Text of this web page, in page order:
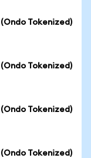
Tokenized)
Tokenized)
Tokenized)
Tokenized)